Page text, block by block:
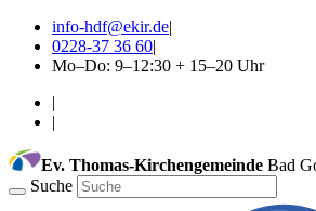
info-hdf@ekir.de|
0228-37 36 60|
Mo–Do: 9–12:30 + 15–20 Uhr
|
|
Ev. Thomas-Kirchengemeinde Bad
Suche